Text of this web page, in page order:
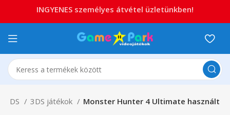
3DS 3DS játékok Monster Hunter 4 Ultimate használt
INGYENES személyes átvétel üzletünkben!